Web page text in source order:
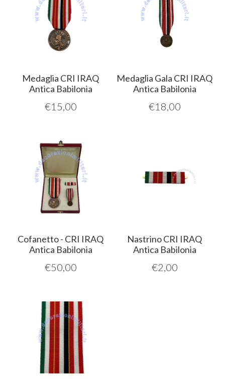
Medaglia CRI IRAQ
Antica Babilonia
€15,00
Medaglia Gala CRI IRAQ
Antica Babilonia
€18,00
Cofanetto - CRI IRAQ
Antica Babilonia
€50,00
Nastrino CRI IRAQ
Antica Babilonia
€2,00